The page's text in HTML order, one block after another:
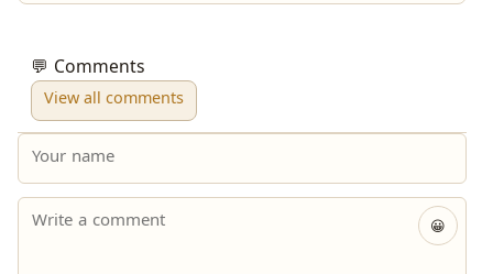
💬 Comments
View all comments
😀